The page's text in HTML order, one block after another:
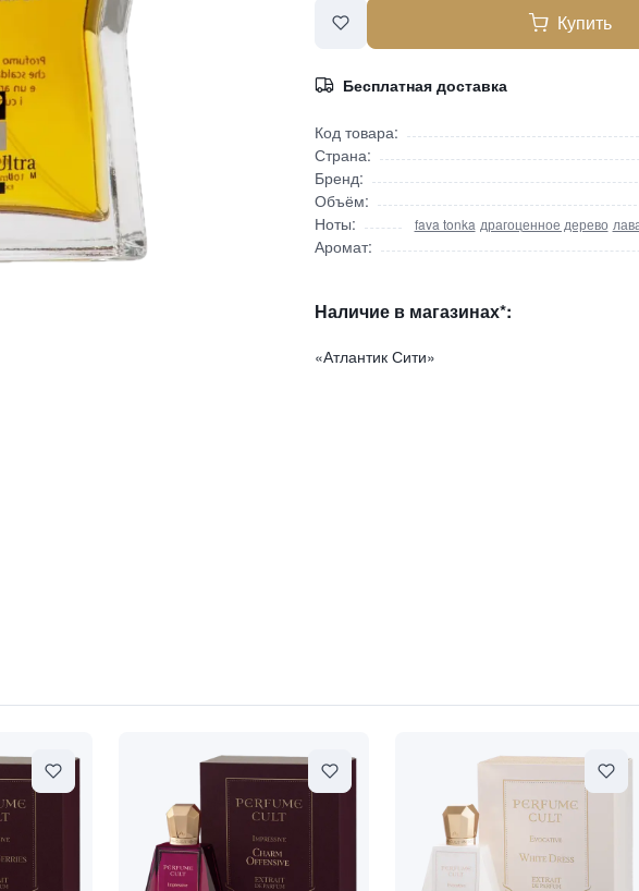
Купить
Бесплатная доставка
Код товара:
Страна:
Бренд:
Объём:
Ноты:
fava tonka драгоценное дерево
Аромат:
Наличие в магазинах*:
«Атлантик Сити»